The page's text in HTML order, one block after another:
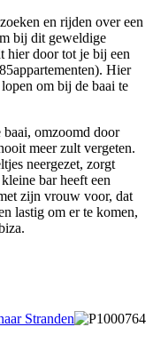
en rijden over een
bij dit geweldige
hier door tot je bij een
appartementen). Hier
om bij de baai te
baai, omzoomd door
meer zult vergeten.
neergezet, zorgt
bar heeft een
zijn vrouw voor, dat
lastig om er te komen,
Stranden